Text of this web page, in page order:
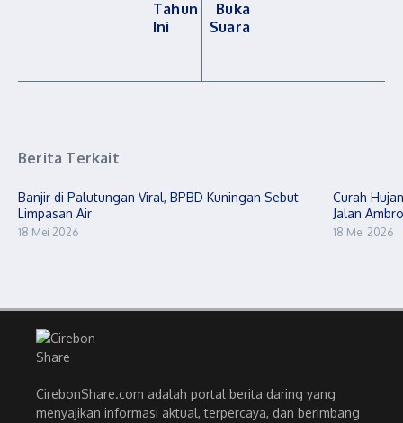
Tahun
Ini
Buka
Suara
Berita Terkait
Banjir di Palutungan Viral, BPBD Kuningan Sebut
Limpasan Air
18 Mei 2026
Curah
Jalan
18 Mei 2026
CirebonShare.com adalah portal berita daring yang
menyajikan informasi aktual, terpercaya, dan berimbang